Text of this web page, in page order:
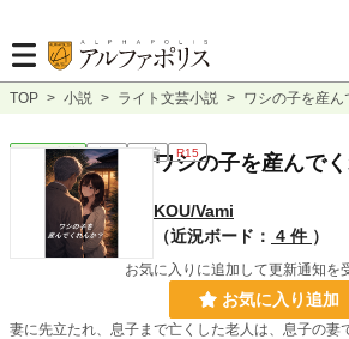
TOP > 小説 > ライト文芸小説 > ワシの子を産ん
ライト文芸 完結 短編 R15
ワシの子を産んで
KOU/Vami
（近況ボード： 4 件 ）
お気に入りに追加して更新通知を
お気に入り追加
妻に先立たれ、息子まで亡くした老人は、息子の妻